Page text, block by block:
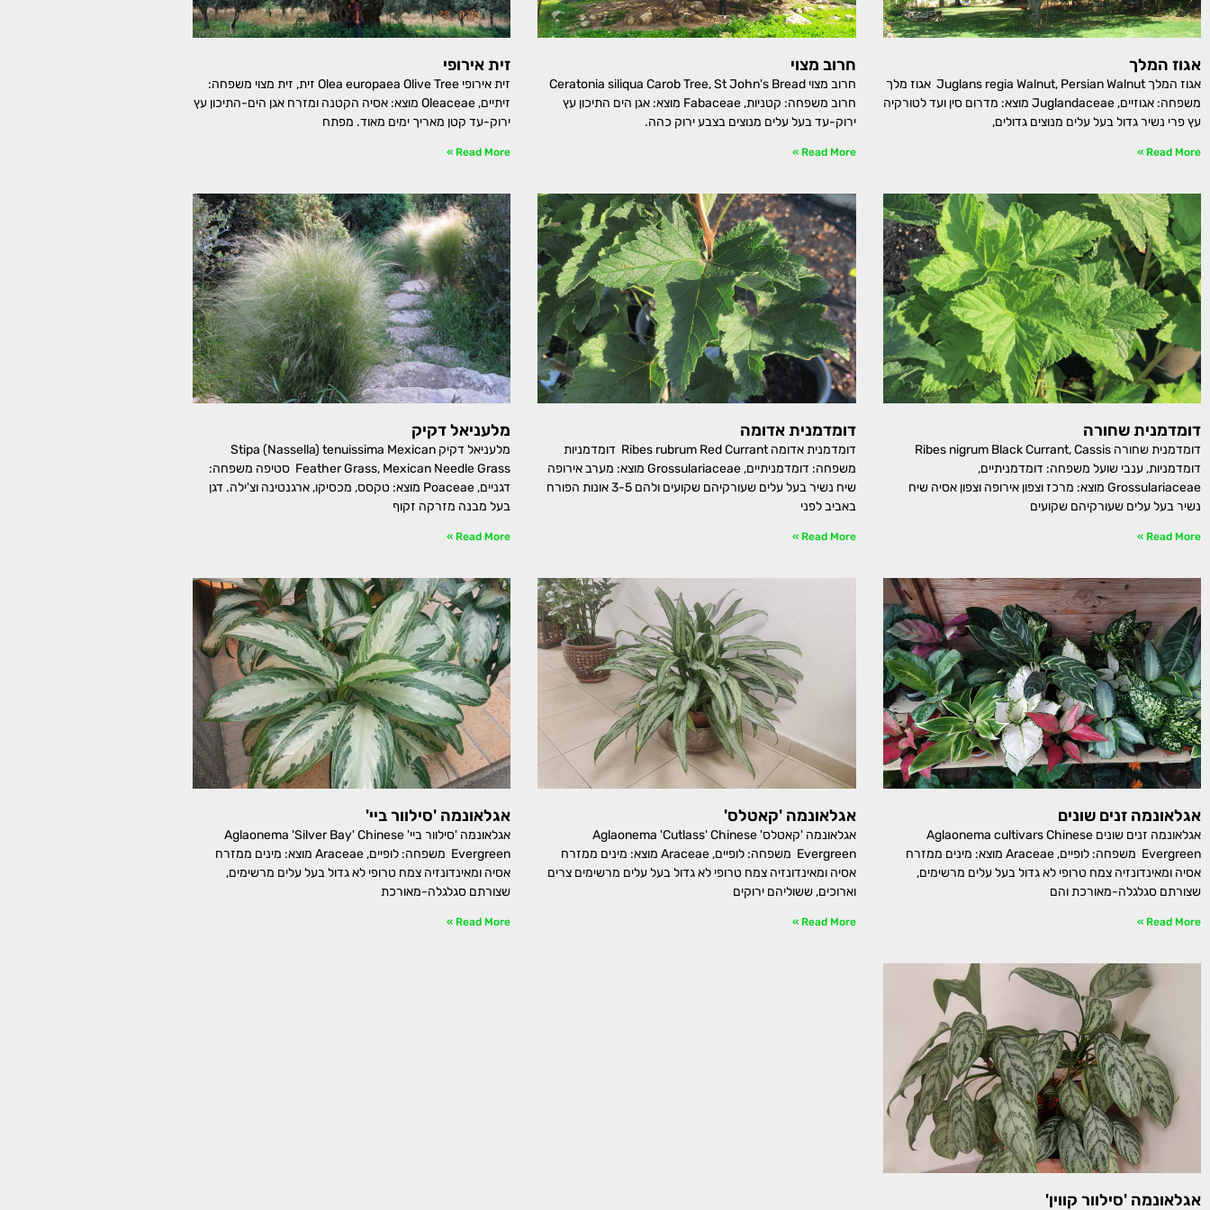
אגוז המלך
אגוז המלך Juglans regia Walnut, Persian Walnut אגוז מלך
משפחה: אגוזיים, Juglandaceae מוצא: מדרום סין ועד לטורקיה
עץ פרי נשיר גדול בעל עלים מנוצים גדולים,
Read More »
חרוב מצוי
חרוב משפחה: קטניות, Fabaceae מוצא: אגן הים התיכון עץ
ירוק-עד בעל עלים מנוצים בצבע ירוק כהה.
Read More »
זית אירופי
זית אירופי Olea europaea Olive Tree זית, זית מצוי משפחה:
זיתיים, Oleaceae מוצא: אסיה הקטנה ומזרח אגן הים-התיכון עץ
ירוק-עד קטן מאריך ימים מאוד. מפתח
Read More »
דומדמנית שחורה
דומדמנית שחורה Ribes nigrum Black Currant, Cassis
דומדמניות, ענבי שועל משפחה: דומדמניתיים,
Grossulariaceae מוצא: מרכז וצפון אירופה וצפון אסיה שיח
נשיר בעל עלים שעורקיהם שקועים
Read More »
דומדמנית אדומה
דומדמנית אדומה Ribes rubrum Red Currant דומדמניות
משפחה: דומדמניתיים, Grossulariaceae מוצא: מערב אירופה
שיח נשיר בעל עלים שעורקיהם שקועים ולהם 3-5 אונות הפורח
באביב לפני
Read More »
מלעניאל דקיק
מלעניאל דקיק Stipa (Nassella) tenuissima Mexican
Feather Grass, Mexican Needle Grass סטיפה משפחה:
דגניים, Poaceae מוצא: טקסס, מכסיקו, ארגנטינה וצ'ילה. דגן
בעל מבנה מזרקה זקוף
Read More »
אגלאונמה זנים שונים
אגלאונמה זנים שונים Aglaonema cultivars Chinese
Evergreen משפחה: לופיים, Araceae מוצא: מינים ממזרח
אסיה ומאינדונזיה צמח טרופי לא גדול בעל עלים מרשימים,
שצורתם סגלגלה-מאורכת והם
Read More »
אגלאונמה 'קאטלס'
אגלאונמה 'קאטלס' Aglaonema 'Cutlass' Chinese
Evergreen משפחה: לופיים, Araceae מוצא: מינים ממזרח
אסיה ומאינדונזיה צמח טרופי לא גדול בעל עלים מרשימים צרים
וארוכים, ששוליהם ירוקים
Read More »
אגלאונמה 'סילוור ביי'
אגלאונמה 'סילוור ביי' Aglaonema 'Silver Bay' Chinese
Evergreen משפחה: לופיים, Araceae מוצא: מינים ממזרח
אסיה ומאינדונזיה צמח טרופי לא גדול בעל עלים מרשימים,
שצורתם סגלגלה-מאורכת
Read More »
אגלאונמה 'סילוור קווין'